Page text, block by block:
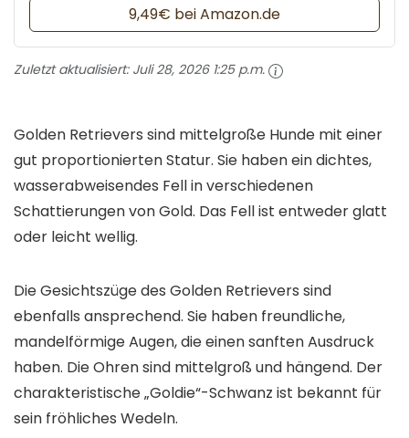
9,49€ bei Amazon.de
Zuletzt aktualisiert: Juli 28, 2026 1:25 p.m.
Golden Retrievers sind mittelgroße Hunde mit einer
gut proportionierten Statur. Sie haben ein dichtes,
wasserabweisendes Fell in verschiedenen
Schattierungen von Gold. Das Fell ist entweder glatt
oder leicht wellig.
Die Gesichtszüge des Golden Retrievers sind
ebenfalls ansprechend. Sie haben freundliche,
mandelförmige Augen, die einen sanften Ausdruck
haben. Die Ohren sind mittelgroß und hängend. Der
charakteristische „Goldie“-Schwanz ist bekannt für
sein fröhliches Wedeln.